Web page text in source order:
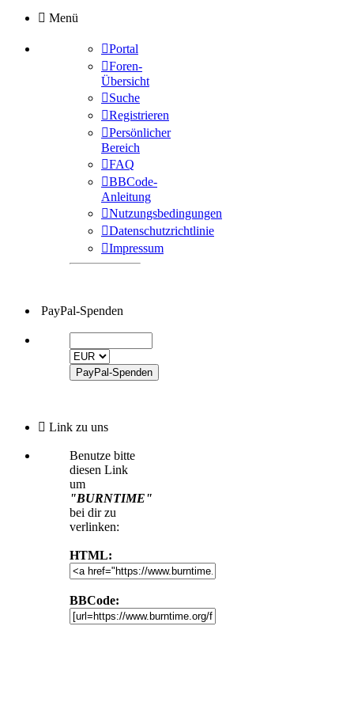
Menü
Portal
Foren-
Übersicht
Suche
Registrieren
Persönlicher
Bereich
FAQ
BBCode-
Anleitung
Nutzungsbedingungen
Datenschutzrichtlinie
Impressum
PayPal-Spenden
Link zu uns
Benutze bitte
diesen Link
um
"BURNTIME"
bei dir zu
verlinken:
HTML:
BBCode: